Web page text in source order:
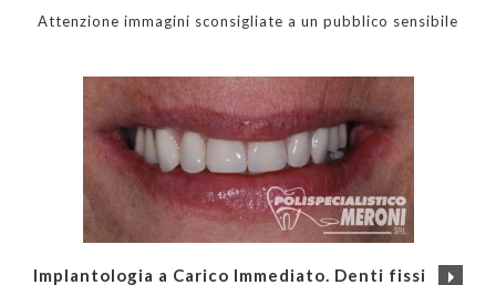
Attenzione immagini sconsigliate a un pubblico sensibile
Implantologia a Carico Immediato. Denti fissi